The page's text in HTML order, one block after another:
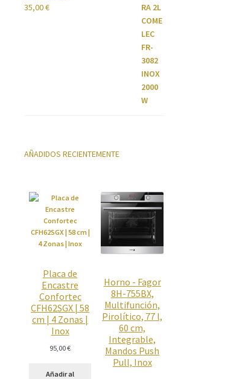
35,00€
AÑADIDOS RECIENTEMENTE
Placa de
Encastre
Confortec
CFH62SGX | 58
cm | 4 Zonas |
Inox
95,00€
Añadir al
Horno - Fagor
8H-755BX,
Multifunción,
Pirolítico, 77 l,
60 cm,
Integrable,
Mandos Push
Pull, Inox